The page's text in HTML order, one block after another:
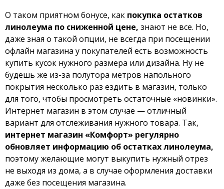
О таком приятном бонусе, как покупка остатков
линолеума по сниженной цене, знают не все. Но,
даже зная о такой опции, не всегда при посещении
офлайн магазина у покупателей есть возможность
купить кусок нужного размера или дизайна. Ну не
будешь же из-за полутора метров напольного
покрытия несколько раз ездить в магазин, только
для того, чтобы просмотреть остаточные «новинки».
Интернет магазин в этом случае — отличный
вариант для отслеживания нужного товара. Так,
интернет магазин «Комфорт» регулярно
обновляет информацию об остатках линолеума,
поэтому желающие могут выкупить нужный отрез
не выходя из дома, а в случае оформления доставки
даже без посещения магазина.